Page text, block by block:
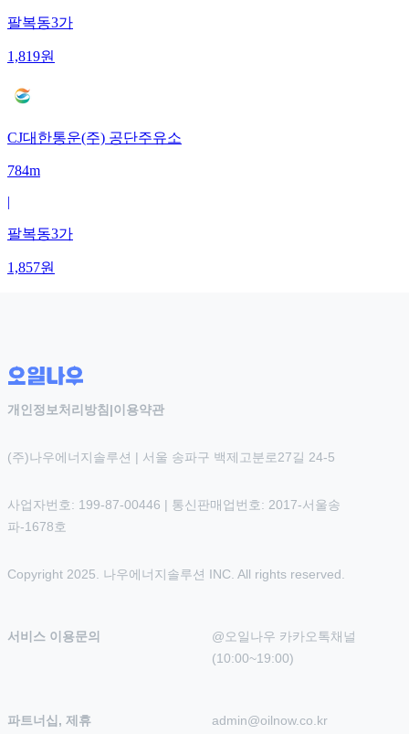
팔복동3가
1,819원
CJ대한통운(주) 공단주유소
784m
|
팔복동3가
1,857원
개인정보처리방침 |이용약관
(주)나우에너지솔루션 | 서울 송파구 백제고분로27길 24-5
사업자번호: 199-87-00446 | 통신판매업번호: 2017-서울송
파-1678호
Copyright 2025. 나우에너지솔루션 INC. All rights reserved.
서비스 이용문의
@오일나우 카카오톡채널
(10:00~19:00)
파트너십, 제휴 admin@oilnow.co.kr